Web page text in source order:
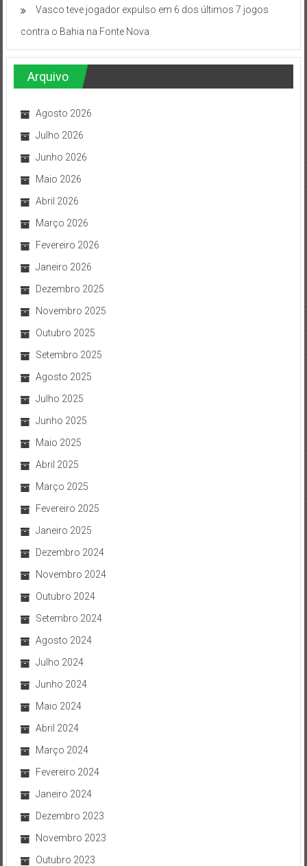
Vasco teve jogador expulso em 6 dos últimos 7 jogos
contra o Bahia na Fonte Nova
Arquivo
Agosto 2026
Julho 2026
Junho 2026
Maio 2026
Abril 2026
Março 2026
Fevereiro 2026
Janeiro 2026
Dezembro 2025
Novembro 2025
Outubro 2025
Setembro 2025
Agosto 2025
Julho 2025
Junho 2025
Maio 2025
Abril 2025
Março 2025
Fevereiro 2025
Janeiro 2025
Dezembro 2024
Novembro 2024
Outubro 2024
Setembro 2024
Agosto 2024
Julho 2024
Junho 2024
Maio 2024
Abril 2024
Março 2024
Fevereiro 2024
Janeiro 2024
Dezembro 2023
Novembro 2023
Outubro 2023